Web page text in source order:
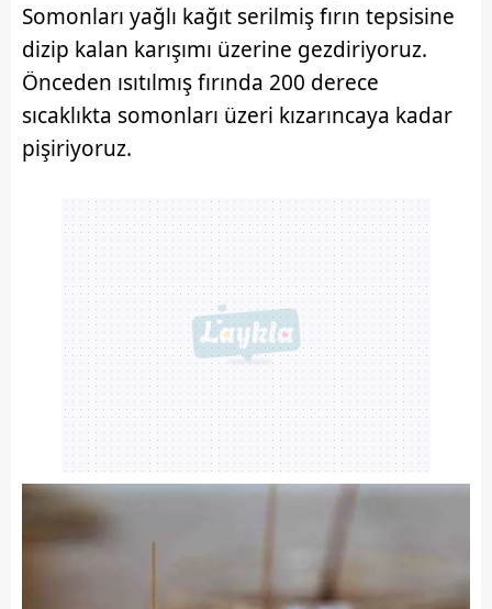
Somonları yağlı kağıt serilmiş fırın tepsisine
dizip kalan karışımı üzerine gezdiriyoruz.
Önceden ısıtılmış fırında 200 derece
sıcaklıkta somonları üzeri kızarıncaya kadar
pişiriyoruz.